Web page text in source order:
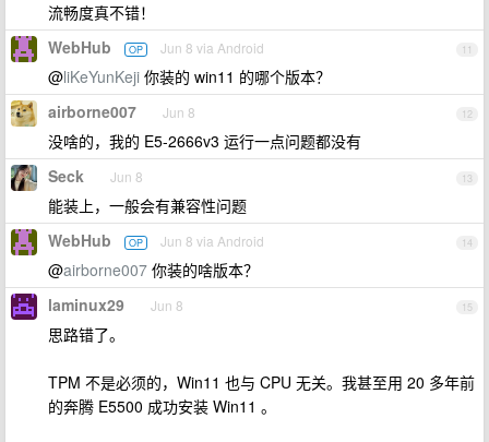
流畅度真不错！
11
WebHub OP Jun 8 via Android
@liKeYunKeji 你装的 win11 的哪个版本？
12
airborne007 Jun 8
没啥的，我的 E5-2666v3 运行一点问题都没有
13
Seck Jun 8
能装上，一般会有兼容性问题
14
WebHub OP Jun 8 via Android
@airborne007 你装的啥版本？
15
laminux29 Jun 8
思路错了。
TPM 不是必须的，Win11 也与 CPU 无关。我甚至用 20 多年前
的奔腾 E5500 成功安装 Win11 。